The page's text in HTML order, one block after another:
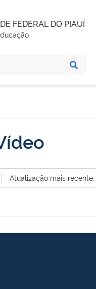
FEDERAL DO PIAUÍ
Atualização mais